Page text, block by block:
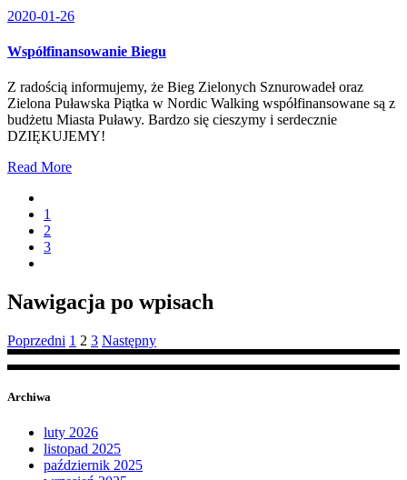
2020-01-26
Współfinansowanie Biegu
Z radością informujemy, że Bieg Zielonych Sznurowadeł oraz
Zielona Puławska Piątka w Nordic Walking współfinansowane są z
budżetu Miasta Puławy. Bardzo się cieszymy i serdecznie
DZIĘKUJEMY!
Read More
1
2
3
Nawigacja po wpisach
Poprzedni 1 2 3 Następny
Archiwa
luty 2026
listopad 2025
październik 2025